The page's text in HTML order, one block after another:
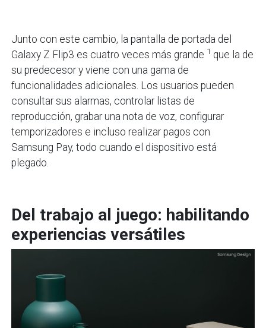
Junto con este cambio, la pantalla de portada del
Galaxy Z Flip3 es cuatro veces más grande 1 que la de
su predecesor y viene con una gama de
funcionalidades adicionales. Los usuarios pueden
consultar sus alarmas, controlar listas de
reproducción, grabar una nota de voz, configurar
temporizadores e incluso realizar pagos con
Samsung Pay, todo cuando el dispositivo está
plegado.
Del trabajo al juego: habilitando
experiencias versátiles